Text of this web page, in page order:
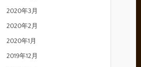
2020年3月
2020年2月
2020年1月
2019年12月